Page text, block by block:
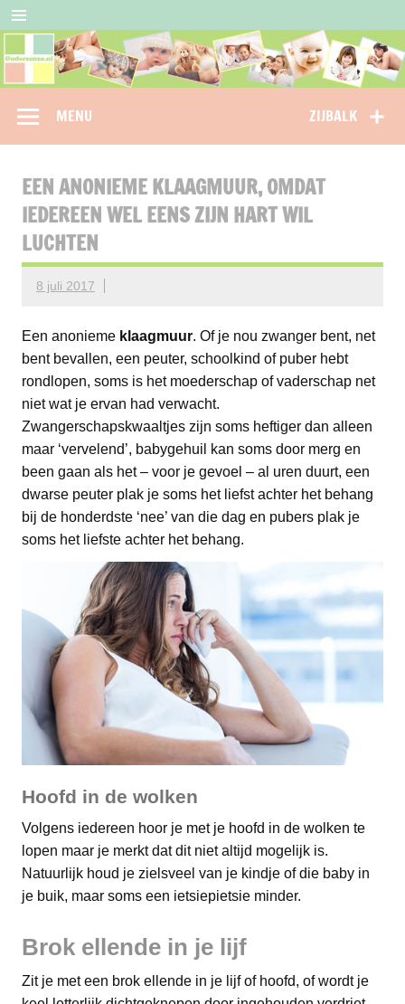
naar
inhoud
Oudersenzo
ZIJBALK
MENU
EEN ANONIEME KLAAGMUUR, OMDAT
IEDEREEN WEL EENS ZIJN HART WIL
LUCHTEN
8 juli 2017
Een anonieme klaagmuur. Of je nou zwanger bent, net
bent bevallen, een peuter, schoolkind of puber hebt
rondlopen, soms is het moederschap of vaderschap net
niet wat je ervan had verwacht.
Zwangerschapskwaaltjes zijn soms heftiger dan alleen
maar ‘vervelend’, babygehuil kan soms door merg en
been gaan als het – voor je gevoel – al uren duurt, een
dwarse peuter plak je soms het liefst achter het behang
bij de honderdste ‘nee’ van die dag en pubers plak je
soms het liefste achter het behang.
Hoofd in de wolken
Volgens iedereen hoor je met je hoofd in de wolken te
lopen maar je merkt dat dit niet altijd mogelijk is.
Natuurlijk houd je zielsveel van je kindje of die baby in
je buik, maar soms een ietsiepietsie minder.
Brok ellende in je lijf
Zit je met een brok ellende in je lijf of hoofd, of wordt je